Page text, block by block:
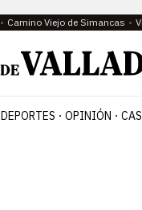
Camino Viejo de Simancas
DEPORTES OPINIÓN